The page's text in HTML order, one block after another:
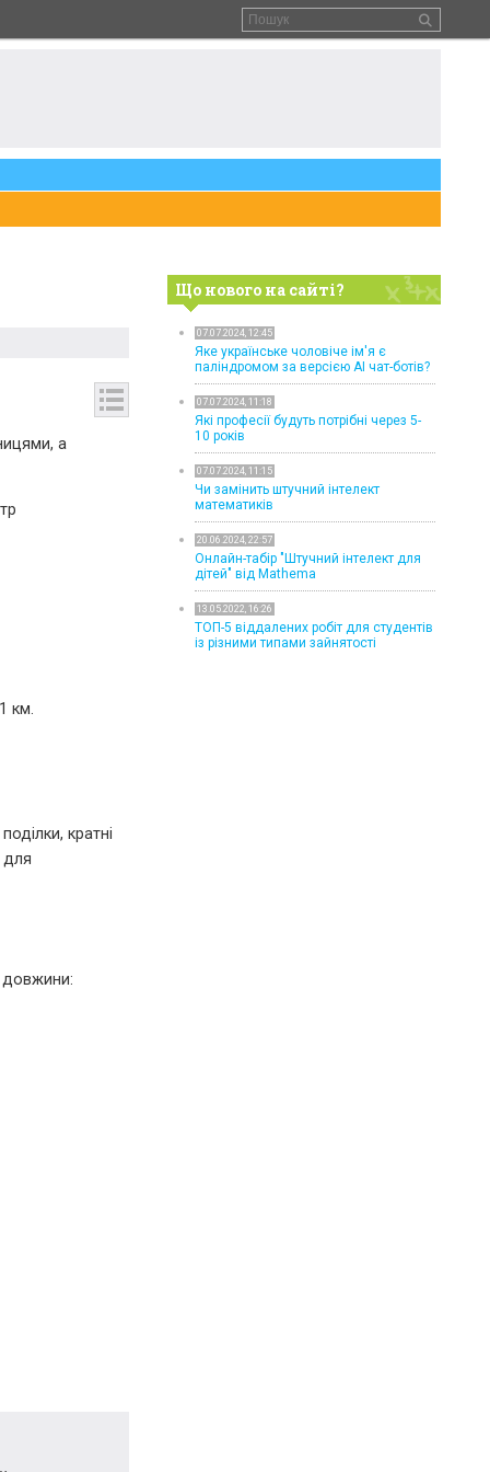
Що нового на сайті?
07.07.2024, 12:45
Яке українське чоловіче ім'я є
паліндромом за версією AI чат-ботів?
07.07.2024, 11:18
Які професії будуть потрібні через 5-
10 років
07.07.2024, 11:15
Чи замінить штучний інтелект
математиків
20.06.2024, 22:57
Онлайн-табір "Штучний інтелект для
дітей" від Mathema
13.05.2022, 16:26
ТОП-5 віддалених робіт для студентів
із різними типами зайнятості
а
км.
кратні
для
довжини: